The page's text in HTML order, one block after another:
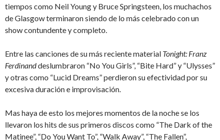
tiempos como Neil Young y Bruce Springsteen, los muchachos
de Glasgow terminaron siendo de lo más celebrado con un
show contundente y completo.
Entre las canciones de su más reciente material Tonight: Franz
Ferdinanddeslumbraron “No You Girls”, “Bite Hard” y “Ulysses”
y otras como “Lucid Dreams” perdieron su efectividad por su
excesiva duración e improvisación.
Mas haya de esto los mejores momentos de la noche se los
llevaron los hits de sus primeros discos como “The Dark of the
Matinee”, “Do You Want To”, “Walk Away”, “The Fallen”,